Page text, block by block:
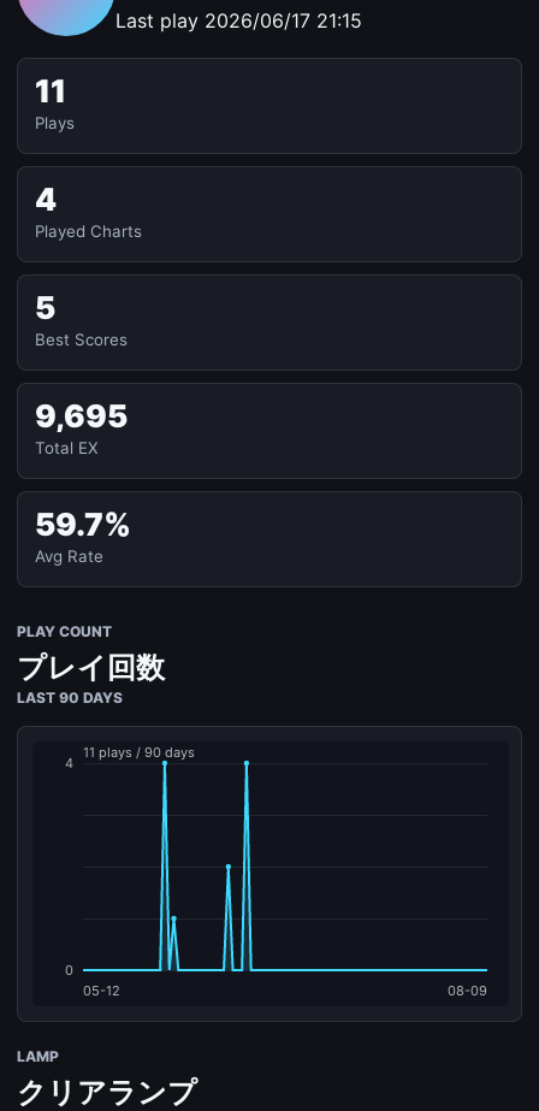
Last play 2026/06/17 21:15
11
Plays
4
Played Charts
5
Best Scores
9,695
Total EX
59.7%
Avg Rate
PLAY COUNT
プレイ回数
LAST 90 DAYS
LAMP
クリアランプ